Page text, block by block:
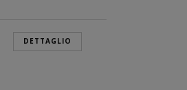
DETTAGLIO